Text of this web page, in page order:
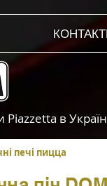
в
печі пицца